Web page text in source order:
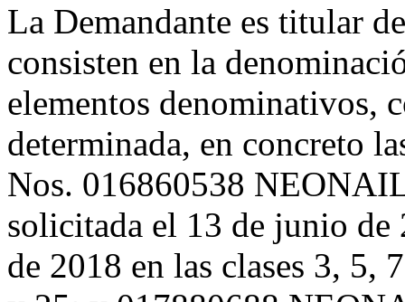
La Demandante es titular
consisten en la
elementos denominativos,
determinada, en concreto
Nos. 016860538
solicitada el 13 de junio de
de 2018 en las clases 3, 5,